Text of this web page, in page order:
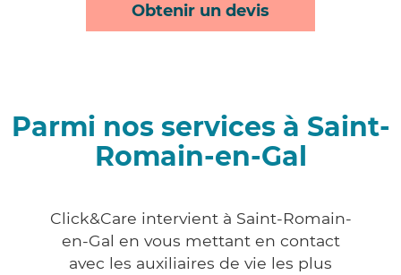
Obtenir un devis
Parmi nos services à Saint-
Romain-en-Gal
Click&Care intervient à Saint-Romain-
en-Gal en vous mettant en contact
avec les auxiliaires de vie les plus